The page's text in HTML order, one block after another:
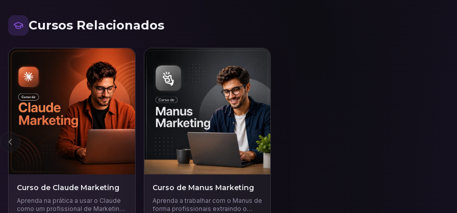
Cursos Relacionados
Curso de Claude Marketing
Aprenda na prática a usar o Claude
como um profissional de Marketing.
Curso de Manus Marketing
Aprenda a trabalhar com o Manus de
forma profissionais extraindo o
Anterior